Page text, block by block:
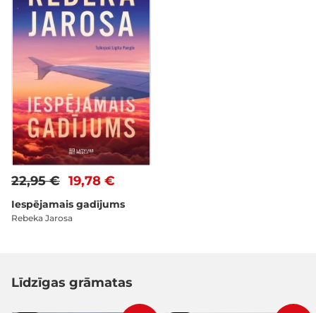
19,78 €
22,95 €
Iespējamais gadījums
Rebeka Jarosa
Līdzīgas grāmatas